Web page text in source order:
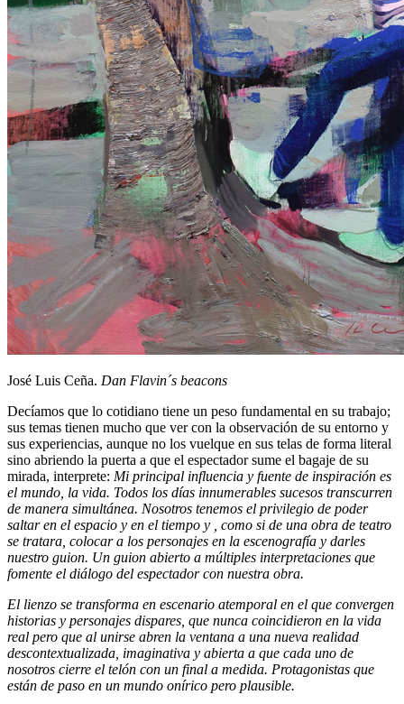
José Luis Ceña. Dan Flavin´s beacons
Decíamos que lo cotidiano tiene un peso fundamental en su trabajo;
sus temas tienen mucho que ver con la observación de su entorno y
sus experiencias, aunque no los vuelque en sus telas de forma literal
sino abriendo la puerta a que el espectador sume el bagaje de su
mirada, interprete: Mi principal influencia y fuente de inspiración es
el mundo, la vida. Todos los días innumerables sucesos transcurren
de manera simultánea. Nosotros tenemos el privilegio de poder
saltar en el espacio y en el tiempo y , como si de una obra de teatro
se tratara, colocar a los personajes en la escenografía y darles
nuestro guion. Un guion abierto a múltiples interpretaciones que
fomente el diálogo del espectador con nuestra obra.
El lienzo se transforma en escenario atemporal en el que convergen
historias y personajes dispares, que nunca coincidieron en la vida
real pero que al unirse abren la ventana a una nueva realidad
descontextualizada, imaginativa y abierta a que cada uno de
nosotros cierre el telón con un final a medida. Protagonistas que
están de paso en un mundo onírico pero plausible.